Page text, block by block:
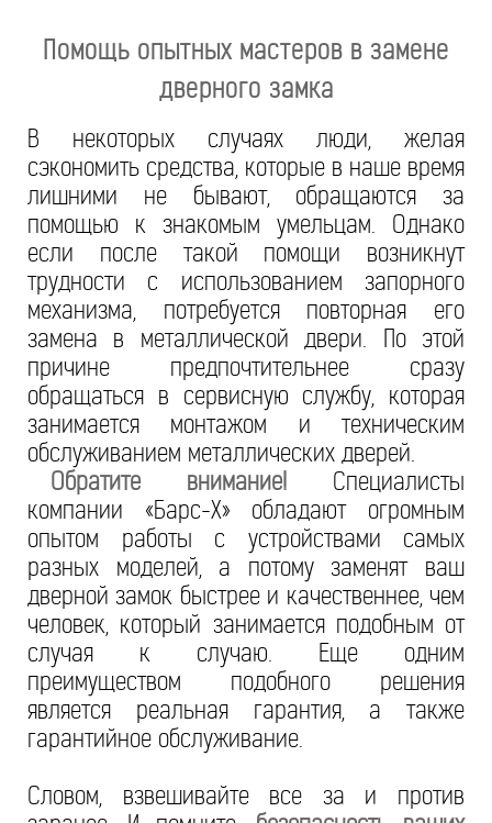
Помощь опытных мастеров в замене
дверного замка
В некоторых случаях люди, желая
сэкономить средства, которые в наше время
лишними не бывают, обращаются за
помощью к знакомым умельцам. Однако
если после такой помощи возникнут
трудности с использованием запорного
механизма, потребуется повторная его
замена в металлической двери. По этой
причине предпочтительнее сразу
обращаться в сервисную службу, которая
занимается монтажом и техническим
обслуживанием металлических дверей.
Обратите внимание! Специалисты
компании «Барс-Х» обладают огромным
опытом работы с устройствами самых
разных моделей, а потому заменят ваш
дверной замок быстрее и качественнее, чем
человек, который занимается подобным от
случая к случаю. Еще одним
преимуществом подобного решения
является реальная гарантия, а также
гарантийное обслуживание.
Словом, взвешивайте все за и против